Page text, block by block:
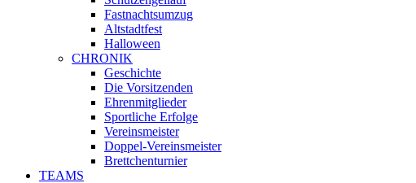
Fastnachtsumzug
Altstadtfest
Halloween
CHRONIK
Geschichte
Die Vorsitzenden
Ehrenmitglieder
Sportliche Erfolge
Vereinsmeister
Doppel-Vereinsmeister
Brettchenturnier
TEAMS